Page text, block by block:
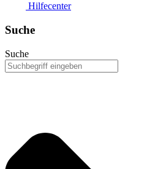
Hilfecenter
Suche
Suche